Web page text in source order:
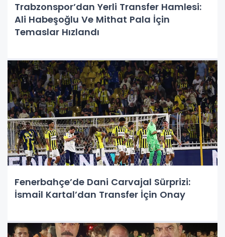
Trabzonspor’dan Yerli Transfer Hamlesi:
Ali Habeşoğlu Ve Mithat Pala İçin
Temaslar Hızlandı
Fenerbahçe’de Dani Carvajal Sürprizi:
İsmail Kartal’dan Transfer İçin Onay